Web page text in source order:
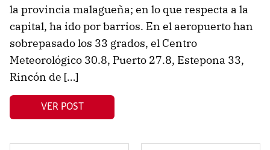
la provincia malagueña; en lo que respecta a la
capital, ha ido por barrios. En el aeropuerto han
sobrepasado los 33 grados, el Centro
Meteorológico 30.8, Puerto 27.8, Estepona 33,
Rincón de […]
VER POST